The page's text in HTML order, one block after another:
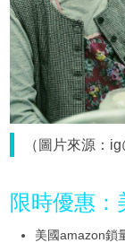
（圖片來源：
限時優惠：
美國amazon鎖